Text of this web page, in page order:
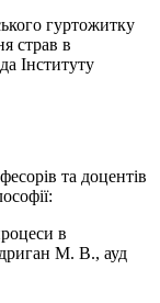
гуртожитку
страв в
Інституту
та доцентів
в
М. В., ауд